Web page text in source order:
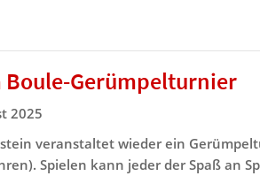
Boule-Gerümpelturnier
2025
veranstaltet wieder ein
Spielen kann jeder der Spaß an